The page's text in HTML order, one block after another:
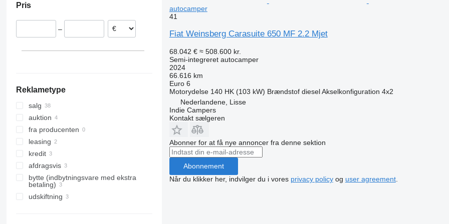
Spanien
Slovakiet
Pris
–
Reklametype
salg
auktion
fra producenten
leasing
kredit
afdragsvis
bytte (indbytningsvare med ekstra
betaling)
udskiftning
autocamper
41
Fiat Weinsberg Carasuite 650 MF 2.2 Mjet
68.042 € ≈ 508.600 kr.
Semi-integreret autocamper
2024
66.616 km
Euro 6
Motorydelse 140 HK (103 kW) Brændstof diesel Akselkonfiguration 4x2
Nederlandene, Lisse
Indie Campers
Kontakt sælgeren
Abonner for at få nye annoncer fra denne sektion
Abonnement
Når du klikker her, indvilger du i vores privacy policyog user agreement.